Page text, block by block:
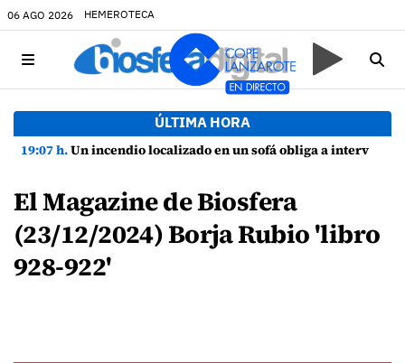
06 AGO 2026 HEMEROTECA
ÚLTIMA HORA
19:07 h.Un incendio localizado en un sofá obliga a intervenir en una vivienda de Playa Honda
El Magazine de Biosfera
(23/12/2024) Borja Rubio 'libro
928-922'